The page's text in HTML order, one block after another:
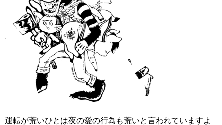
運転が荒いひとは夜の愛の行為も荒いと言われていますよ